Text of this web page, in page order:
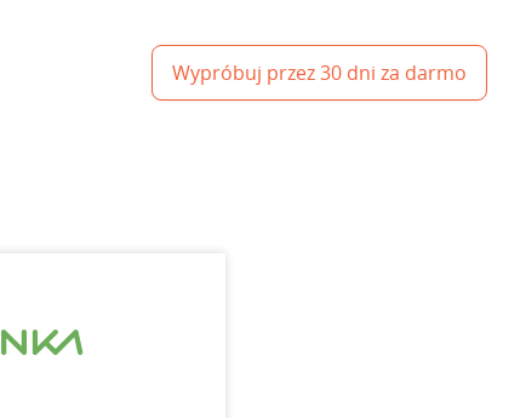
Wypróbuj przez 30 dni za darmo